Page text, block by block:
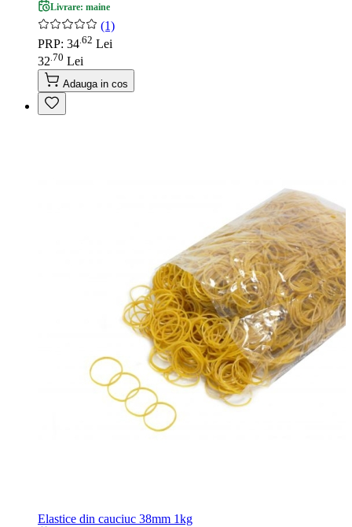
Livrare: maine
(1)
PRP: 34 62 Lei
32.70 Lei
Adauga in cos
Elastice din cauciuc 38mm 1kg